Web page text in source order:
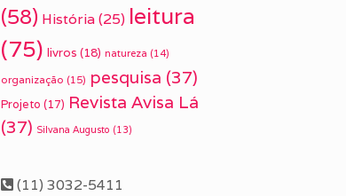
(58) História(25) leitura
(75) livros (18) natureza (14)
organização (15) pesquisa (37)
Projeto (17) Revista Avisa Lá
(37) Silvana Augusto (13)
(11) 3032-5411